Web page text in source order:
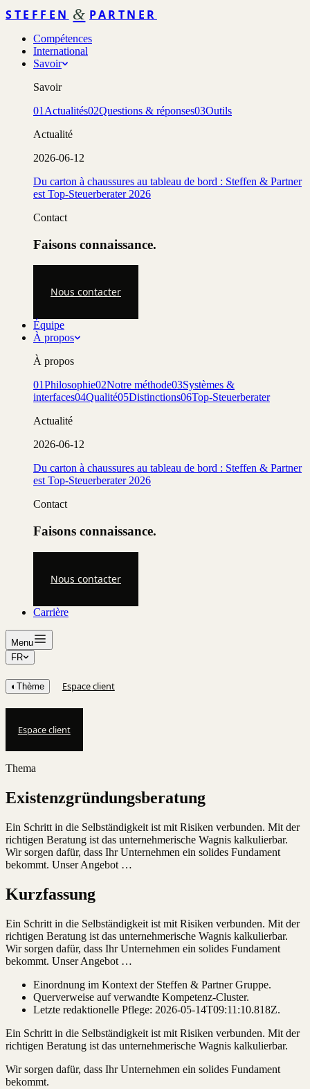
STEFFEN & PARTNER
Compétences
International
Savoir
Savoir
01 Actualités02Questions & réponses03Outils
Actualité
2026-06-12
Du carton à chaussures au tableau de bord : Steffen & Partner
est Top-Steuerberater 2026
Contact
Faisons connaissance.
Nous contacter
Équipe
À propos
À propos
01Philosophie02Notre méthode03Systèmes &
interfaces04Qualité05Distinctions06Top-Steuerberater
Actualité
2026-06-12
Du carton à chaussures au tableau de bord : Steffen & Partner
est Top-Steuerberater 2026
Contact
Faisons connaissance.
Nous contacter
Carrière
Menu
FR
◐ Thème Espace client
Espace client
Thema
Existenzgründungsberatung
Ein Schritt in die Selbständigkeit ist mit Risiken verbunden. Mit der
richtigen Beratung ist das unternehmerische Wagnis kalkulierbar.
Wir sorgen dafür, dass Ihr Unternehmen ein solides Fundament
bekommt. Unser Angebot …
Kurzfassung
Ein Schritt in die Selbständigkeit ist mit Risiken verbunden. Mit der
richtigen Beratung ist das unternehmerische Wagnis kalkulierbar.
Wir sorgen dafür, dass Ihr Unternehmen ein solides Fundament
bekommt. Unser Angebot …
Einordnung im Kontext der Steffen & Partner Gruppe.
Querverweise auf verwandte Kompetenz-Cluster.
Letzte redaktionelle Pflege: 2026-05-14T09:11:10.818Z.
Ein Schritt in die Selbständigkeit ist mit Risiken verbunden. Mit der
richtigen Beratung ist das unternehmerische Wagnis kalkulierbar.
Wir sorgen dafür, dass Ihr Unternehmen ein solides Fundament
bekommt.